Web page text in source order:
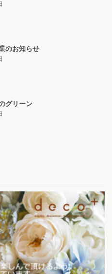
のお知らせ
グリーン